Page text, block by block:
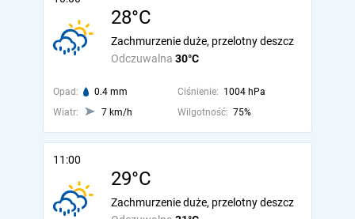
28°C
Odczuwalna 30°C
Zachmurzenie duże, przelotny deszcz
Opad: 0.4 mm Ciśnienie: 1004 hPa
Wiatr:
7 km/h Wilgotność: 75%
11:00
29°C
Zachmurzenie duże, przelotny deszcz